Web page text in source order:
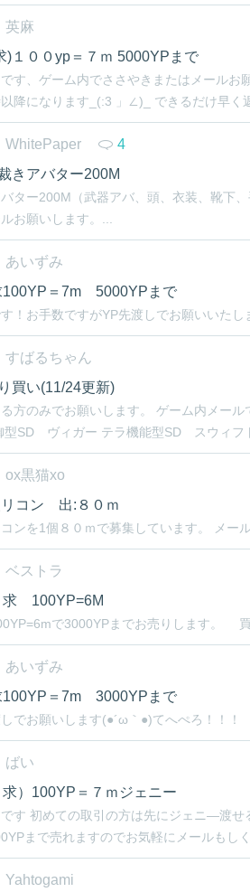
英麻
１００yp＝７ｍ 5000YPまで
通りです、ゲーム内でさ
降になります_(:3 」∠)_ できるだけ早く
WhitePaper
4
きアバター200M
ター200M（武器アバ、頭、衣装、靴下
お願いします。...
あいずみ
＝7m 5000YPまで
す！お手数ですがYP先渡しでお願いいた
すばるちゃん
買い(11/24更新)
る方のみでお願いします。 ゲーム内メ
型SD ヴィガー テラ機能型SD スウィフ
ox黒猫xo
リコン 出:８０ｍ
ンを1個８０ｍで募集しています。 メー
ベストラ
100YP=6M
で3000YPまでお売りします。
あいずみ
＝7m 3000YPまで
でお願いします(●´ω｀●)てへぺろ！！！
ばい
）100YP＝７ｍジェニー
す 初めての取引の方は先にジェニ―渡
まで売れますのでお気軽にメールもし
Yahtogami